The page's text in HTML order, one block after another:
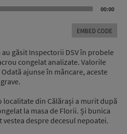
00:00
EMBED CODE
găsit Inspectorii DSV în probele
congelat analizate. Valorile
ajunse în mâncare, aceste
din Călărași a murit după
la masa de Florii. Și bunica
despre decesul nepoatei.